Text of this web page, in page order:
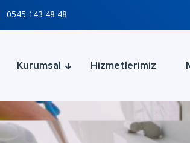
0545 143 48 48
Kurumsal Hizmetlerimiz